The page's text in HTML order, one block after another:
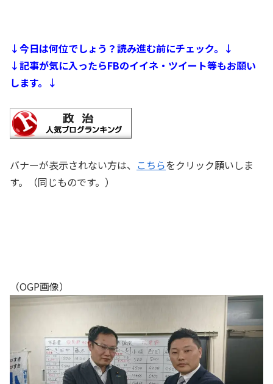
↓今日は何位でしょう？読み進む前にチェック。↓
↓記事が気に入ったらFBのイイネ・ツイート等もお願い
します。↓
バナーが表示されない方は、 こちらをクリック願いしま
す。（同じものです。）
（OGP画像）